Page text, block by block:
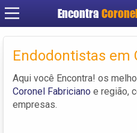
Encontra
Endodontistas em
Aqui você Encontra! os
Coronel Fabriciano e região,
empresas.